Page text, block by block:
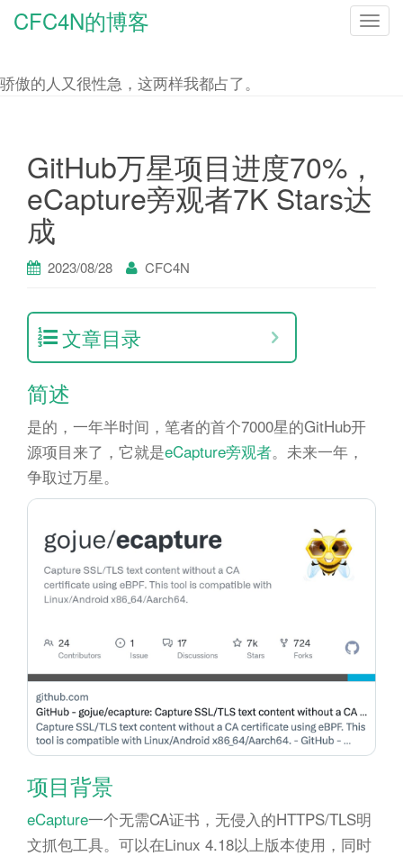
T
a
CFC4N的博客
骄傲的人又很性急，这两样我都占了。
GitHub万星项目进度70%，
eCapture旁观者7K Stars达
成
2023/08/28 CFC4N
文章目录
简述
是的，一年半时间，笔者的首个7000星的GitHub开
源项目来了，它就是eCapture旁观者。未来一年，
争取过万星。
项目背景
eCapture一个无需CA证书，无侵入的HTTPS/TLS明
文抓包工具。可以在Linux 4.18以上版本使用，同时